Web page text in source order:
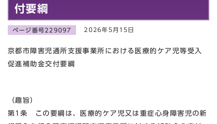
付要綱
ページ番号229097 2026年5月15日
京都市障害児通所支援事業所における医療的ケア児等受入
促進補助金交付要綱
（趣旨）
第1条 この要綱は、医療的ケア児又は重症心身障害児の新